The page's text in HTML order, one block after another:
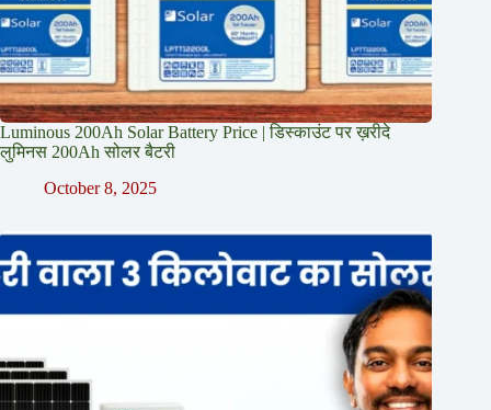
Luminous 200Ah Solar Battery Price​ | डिस्काउंट पर ख़रीदे
लुमिनस 200Ah सोलर बैटरी
October 8, 2025